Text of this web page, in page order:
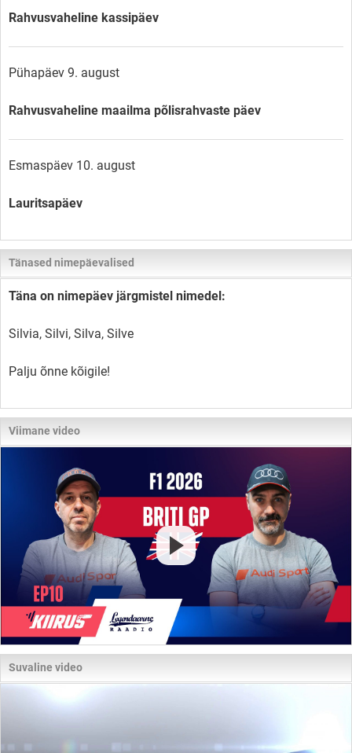
Rahvusvaheline kassipäev
Pühapäev 9. august
Rahvusvaheline maailma põlisrahvaste päev
Esmaspäev 10. august
Lauritsapäev
Tänased nimepäevalised
Täna on nimepäev järgmistel nimedel:
Silvia, Silvi, Silva, Silve
Palju õnne kõigile!
Viimane video
Suvaline video